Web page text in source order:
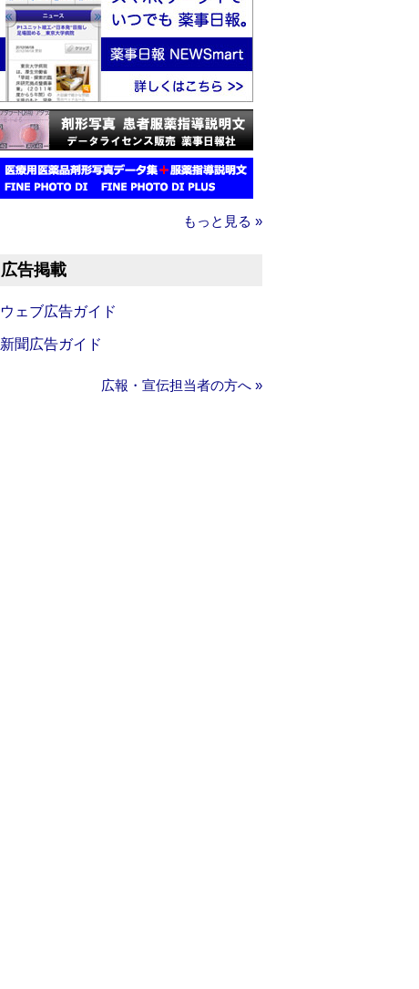
もっと見る »
広告掲載
ウェブ広告ガイド
新聞広告ガイド
広報・宣伝担当者の方へ »